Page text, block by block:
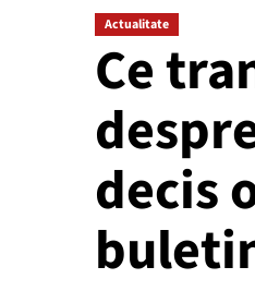
Actualitate
Ce
decis